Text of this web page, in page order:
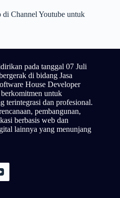
di Channel Youtube untuk
pada tanggal 07 Juli
di bidang Jasa
House Developer
untuk
terintegrasi dan profesional.
pembangunan,
berbasis web dan
lainnya yang menunjang